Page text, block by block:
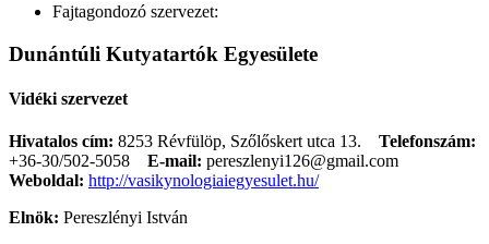
Fajtagondozó szervezet:
Dunántúli Kutyatartók Egyesülete
Vidéki szervezet
Hivatalos cím: 8253 Révfülöp, Szőlőskert utca 13. Telefonszám:
+36-30/502-5058
E-mail: pereszlenyi126@gmail.com
Weboldal: http://vasikynologiaiegyesulet.hu/
Elnök: Pereszlényi István